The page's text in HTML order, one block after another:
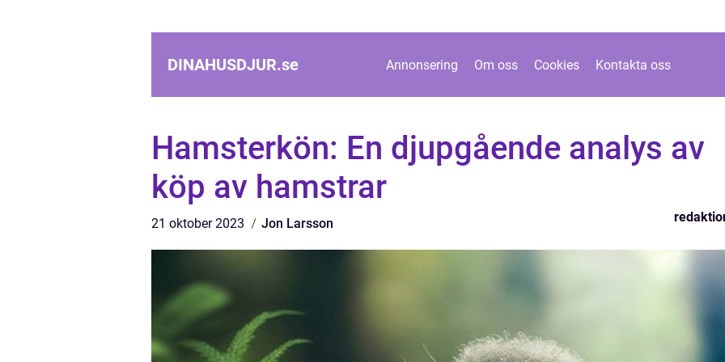
DINAHUSDJUR.se Annonsering Om oss Cookies Kontakta oss
Hamsterkön: En djupgående analys av
köp av hamstrar
21 oktober 2023 Jon Larsson